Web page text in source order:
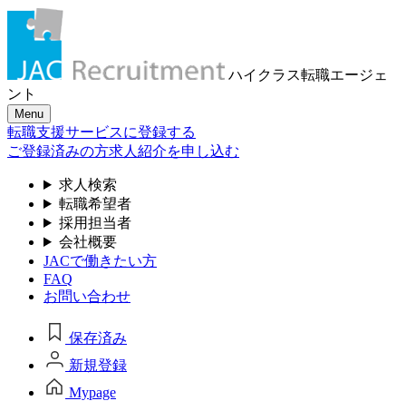
ハイクラス転職エージェ
ント
Menu
転職支援サービスに登録する
ご登録済みの方求人紹介を申し込む
求人検索
転職希望者
採用担当者
会社概要
JACで働きたい方
FAQ
お問い合わせ
保存済み
新規登録
Mypage